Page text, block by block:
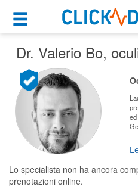
Motore
Cerca
Oculista
Genova (GE)
Cosa possiamo offrirti
Per i pazienti
Prenota una visita
Ricerca specialisti
(su medicitalia.it)
Dr. Valerio Bo,
Lo specialista non ha ancora
prenotazioni online.